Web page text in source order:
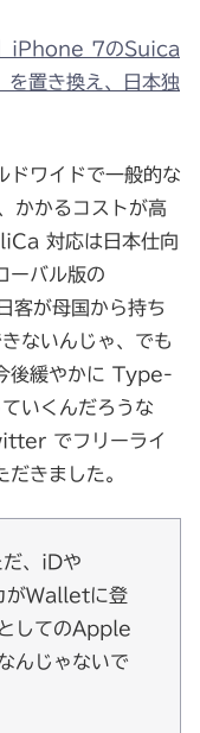
iPhone 7のSuica
置き換え、日本独
ワイドで一般的な
かかるコストが高
対応は日本仕向
ーバル版の
客が母国から持ち
ないんじゃ、でも
後緩やかに Type-
いくんだろうな
でフリーライ
きました。
だ、iDや
がWalletに登
してのApple
んじゃないで